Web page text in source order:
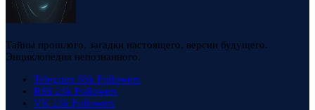
Тайны прошлого, загадки настоящего, версии будущего.
Энциклопедия непознанного.
Telegram 88k Followers
RSS 23k Followers
VK 23k Followers